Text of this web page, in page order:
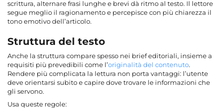
scrittura, alternare frasi lunghe e brevi dà ritmo al testo. Il lettore
segue meglio il ragionamento e percepisce con più chiarezza il
tono emotivo dell’articolo.
Struttura del testo
Anche la struttura compare spesso nei brief editoriali, insieme a
requisiti più prevedibili come l’originalità del contenuto.
Rendere più complicata la lettura non porta vantaggi: l’utente
deve orientarsi subito e capire dove trovare le informazioni che
gli servono.
Usa queste regole: